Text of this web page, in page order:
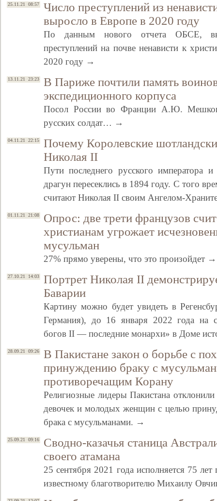
25.11.21 08:57
Число преступлений из
выросло в Европе в 2020 году
По данным нового отчета ОБСЕ,
преступлений на почве ненависти к
2020 году →
13.11.21 23:23
В Париже почтили память
экспедиционного корпуса
Посол России во Франции А.Ю.
русских солдат… →
04.11.21 22:15
Почему Королевские
Николая II
Пути последнего русского императора и
драгун пересеклись в 1894 году. С того
считают Николая II своим Ангелом-
01.11.21 21:08
Опрос: две трети французов
христианам угрожает
мусульман
27% прямо уверены, что это произойдет →
27.10.21 14:03
Портрет Николая II
Баварии
Картину можно будет увидеть в
Германия), до 16 января 2022 года на
богов II — последние монархи» в Доме
28.09.21 09:26
В Пакистане закон о борьбе с
принуждению браку с
противоречащим Корану
Религиозные лидеры Пакистана
девочек и молодых женщин с целью
брака с мусульманами. →
25.09.21 09:16
Сводно-казачья станица
своего атамана
25 сентября 2021 года исполняется 75 лет
известному благотворителю Михаилу